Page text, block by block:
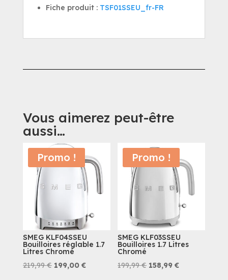
Fiche produit : TSF01SSEU_fr-FR
Vous aimerez peut-être
aussi…
Promo !
SMEG KLF04SSEU
Bouilloires réglable 1.7
Litres Chromé
219,99€ Le
199,00 €Le
Promo !
SMEG KLF03SSEU
Bouilloires 1.7 Litres
Chromé
199,99€ Le
158,99€Le